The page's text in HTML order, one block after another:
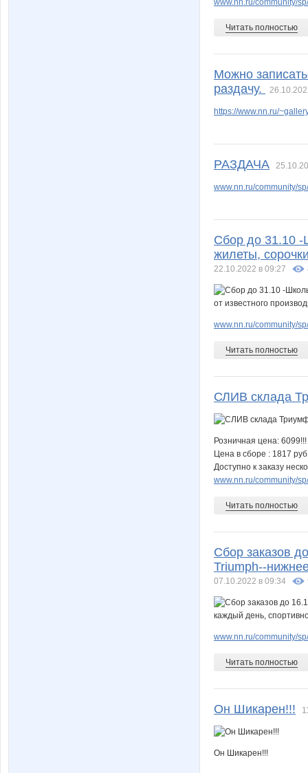
Читать полностью
Можно
раздачу.
https://www.nn.ru/
РАЗДАЧА
www.nn.ru/community/
Сбор до 31.10
жилеты,
22.10.2022 в 09:27
www.nn.ru/community/
Читать полностью
СЛИВ склада
Розничная цена: 6099!!!
Цена в сборе : 1817 руб
Доступно к заказу
www.nn.ru/community/
Читать полностью
Сбор заказов
Triumph--
07.10.2022 в 09:34
www.nn.ru/community/
Читать полностью
Он Шикарен!!!
Он Шикарен!!!